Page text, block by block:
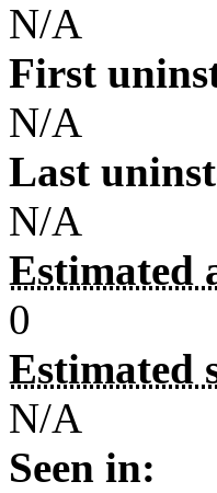
N/A
First
N/A
Last
N/A
Estimated
0
Estimated
N/A
Seen in: